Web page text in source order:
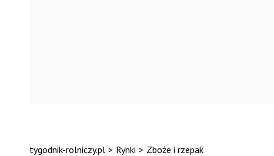
tygodnik-rolniczy.pl > Rynki > Zboże i rzepak